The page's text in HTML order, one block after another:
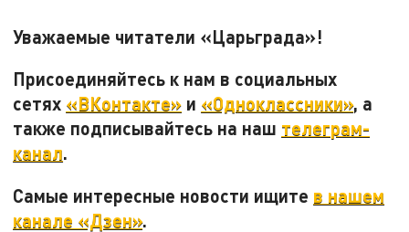
Уважаемые читатели «Царьграда»!
Присоединяйтесь к нам в социальных
сетях «ВКонтакте» и «Одноклассники», а
также подписывайтесь на наш телеграм-
канал.
Самые интересные новости ищите в нашем
канале «Дзен».